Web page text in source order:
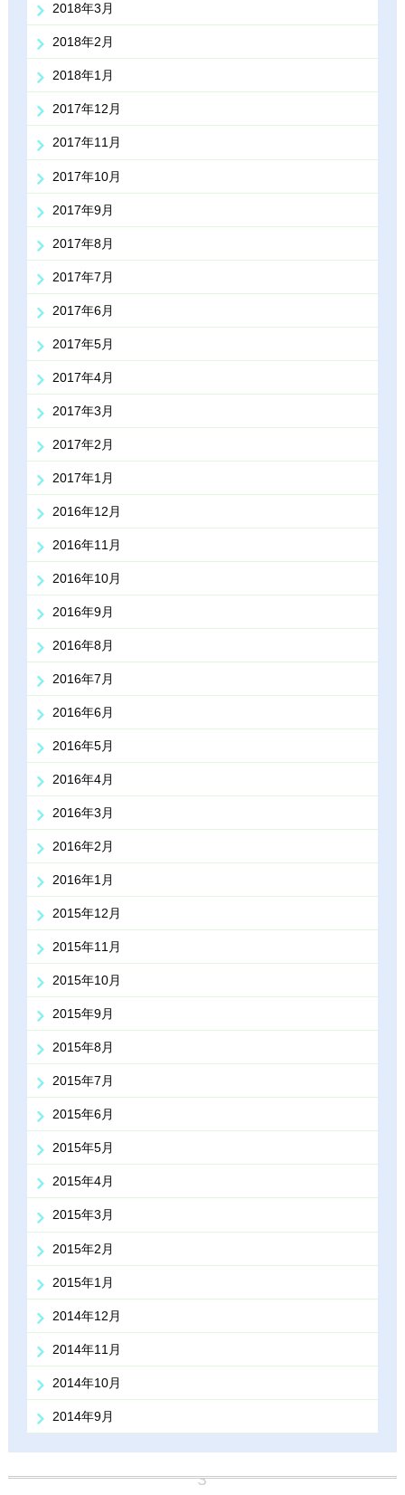
2018年3月
2018年2月
2018年1月
2017年12月
2017年11月
2017年10月
2017年9月
2017年8月
2017年7月
2017年6月
2017年5月
2017年4月
2017年3月
2017年2月
2017年1月
2016年12月
2016年11月
2016年10月
2016年9月
2016年8月
2016年7月
2016年6月
2016年5月
2016年4月
2016年3月
2016年2月
2016年1月
2015年12月
2015年11月
2015年10月
2015年9月
2015年8月
2015年7月
2015年6月
2015年5月
2015年4月
2015年3月
2015年2月
2015年1月
2014年12月
2014年11月
2014年10月
2014年9月